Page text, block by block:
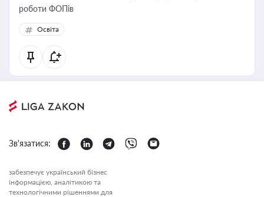
роботи ФОПів
Освіта
Зв'язатися:
забезпечує український бізнес
інформацією, аналітикою та
технологічними рішеннями для